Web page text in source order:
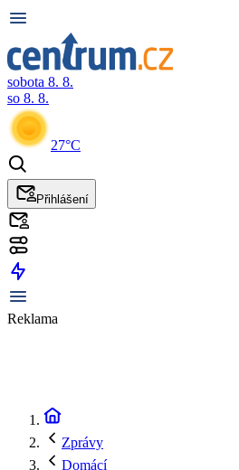
sobota 8. 8.
so 8. 8.
27°C
Přihlášení
Reklama
Zprávy
Domácí